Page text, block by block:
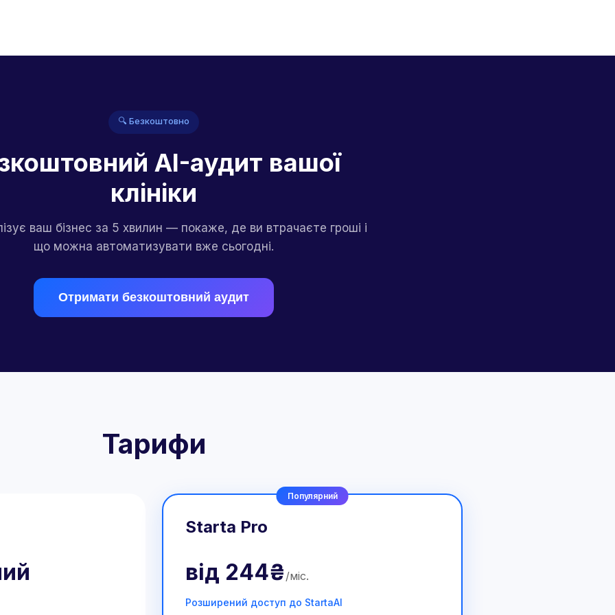
🔍 Безкоштовно
AI-аудит вашої
клініки
ваш бізнес за 5 хвилин — покаже, де ви втрачаєте гроші і
що можна автоматизувати вже сьогодні.
Отримати безкоштовний аудит
Тарифи
Популярний
Starta Pro
від 244₴ /міс.
Розширений доступ до StartaAI